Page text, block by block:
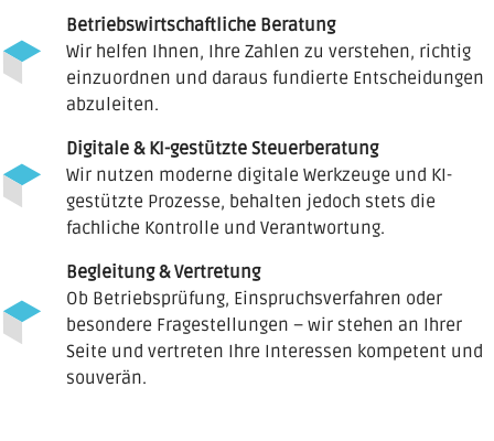
Betriebswirtschaftliche Beratung
Wir helfen Ihnen, Ihre Zahlen zu verstehen, richtig
einzuordnen und daraus fundierte Entscheidungen
abzuleiten.
Digitale & KI-gestützte Steuerberatung
Wir nutzen moderne digitale Werkzeuge und KI-
gestützte Prozesse, behalten jedoch stets die
fachliche Kontrolle und Verantwortung.
Begleitung & Vertretung
Ob Betriebsprüfung, Einspruchsverfahren oder
besondere Fragestellungen – wir stehen an Ihrer
Seite und vertreten Ihre Interessen kompetent und
souverän.